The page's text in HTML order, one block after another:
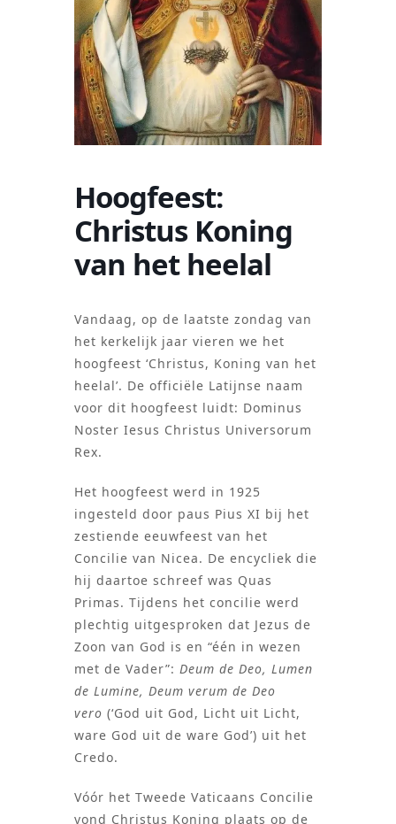
Hoogfeest:
Christus Koning
van het heelal
Vandaag, op de laatste zondag van
het kerkelijk jaar vieren we het
hoogfeest ‘Christus, Koning van het
heelal’. De officiële Latijnse naam
voor dit hoogfeest luidt: Dominus
Noster Iesus Christus Universorum
Rex.
Het hoogfeest werd in 1925
ingesteld door paus Pius XI bij het
zestiende eeuwfeest van het
Concilie van Nicea. De encycliek die
hij daartoe schreef was Quas
Primas. Tijdens het concilie werd
plechtig uitgesproken dat Jezus de
Zoon van God is en “één in wezen
met de Vader”: Deum de Deo, Lumen
de Lumine, Deum verum de Deo
vero (‘God uit God, Licht uit Licht,
ware God uit de ware God’) uit het
Credo.
Vóór het Tweede Vaticaans Concilie
vond Christus Koning plaats op de